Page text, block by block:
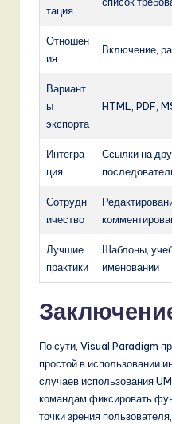
тация
Отношен
ия
Включение,
Вариант
ы
экспорта
HTML, PDF,
Интегра
ция
Ссылки на
Сотрудн
ичество
Лучшие
практики
Шаблоны,
именовании
По сути, Visual Paradigm
простой в использовании
случаев использования
командам фиксировать
точки зрения